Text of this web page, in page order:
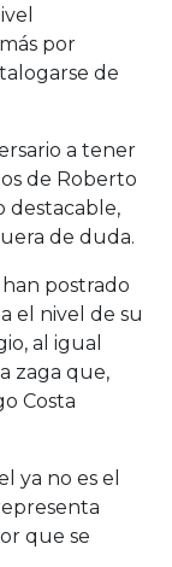
por
de
a tener
de Roberto
destacable,
de duda.
postrado
el nivel de su
al igual
zaga que,
Costa
ya no es el
que se